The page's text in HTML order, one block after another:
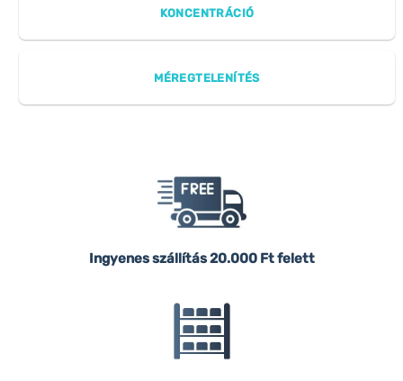
KONCENTRÁCIÓ
MÉREGTELENÍTÉS
Ingyenes szállítás20.000 Ft felett